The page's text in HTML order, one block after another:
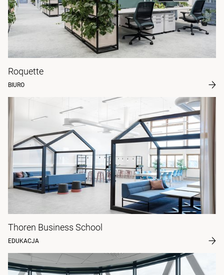
Roquette
BIURO
Thoren Business School
EDUKACJA